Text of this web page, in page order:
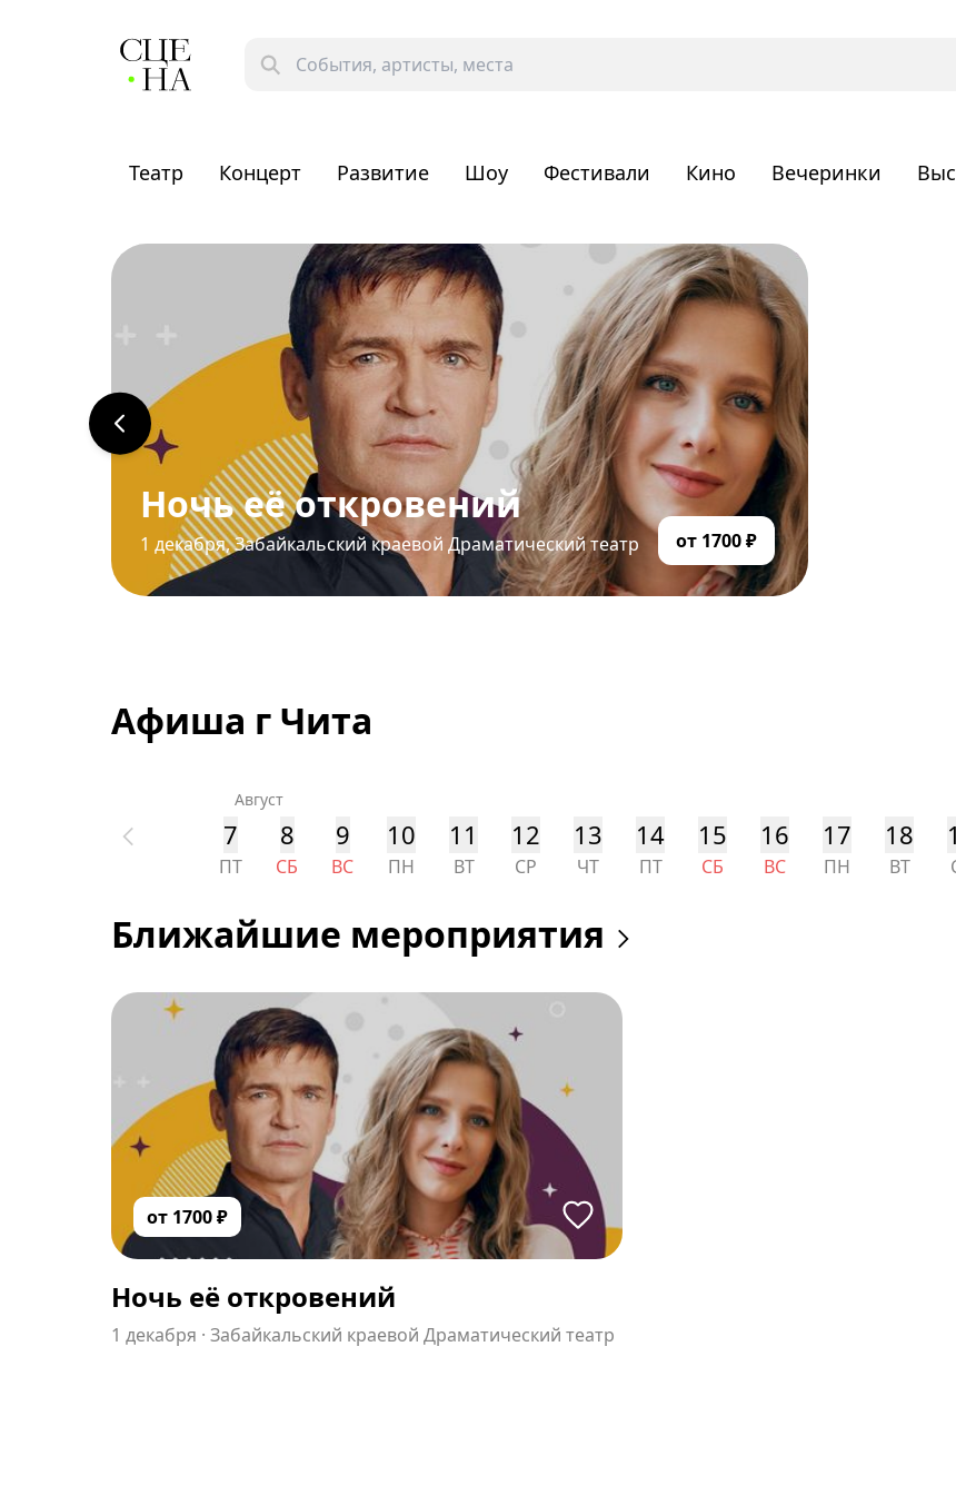
Театр Концерт Развитие Шоу Фестивали Кино Вечеринки
Ночь её откровений
1 декабря,Забайкальский краевой Драматический театр от 1700 ₽
Афиша г Чита
Август
7
ПТ
8
СБ
9
ВС
10
ПН
11
ВТ
12
СР
13
ЧТ
14
ПТ
15
СБ
16
ВС
17
ПН
18
ВТ
Ближайшие мероприятия
от 1700₽
Ночь её откровений
1 декабря · Забайкальский краевой Драматический театр